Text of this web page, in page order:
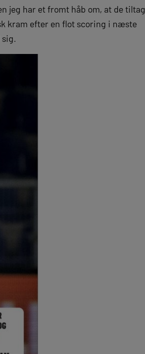
jeg har et fromt håb om, at de tiltag
kram efter en flot scoring i næste